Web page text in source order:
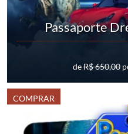
Passaporte
deR$ 650,00
COMPRAR